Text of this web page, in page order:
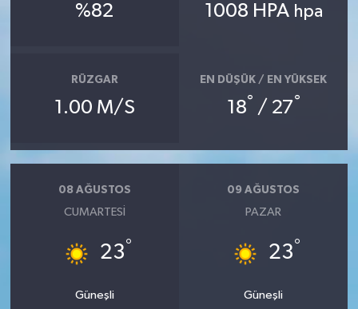
%82 1008 HPA hpa
RÜZGAR
1.00 M/S
EN DÜŞÜK / EN YÜKSEK
18° / 27°
08 AĞUSTOS
CUMARTESI
23°
Güneşli
09 AĞUSTOS
PAZAR
23°
Güneşli